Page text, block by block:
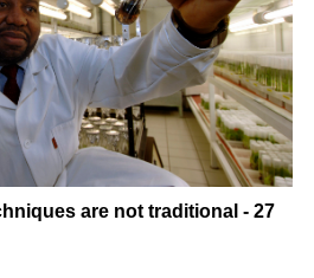
are not traditional - 27